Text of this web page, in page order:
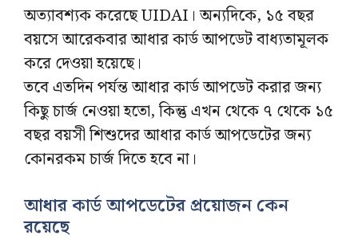
অত্যাবশ্যক করেছে UIDAI। অন্যদিকে, ১৫ বছর
বয়সে আরেকবার আধার কার্ড আপডেট বাধ্যতামূলক
করে দেওয়া হয়েছে।
তবে এতদিন পর্যন্ত আধার কার্ড আপডেট করার জন্য
কিছু চার্জ নেওয়া হতো, কিন্তু এখন থেকে ৭ থেকে ১৫
বছর বয়সী শিশুদের আধার কার্ড আপডেটের জন্য
কোনরকম চার্জ দিতে হবে না।
আধার কার্ড আপডেটের প্রয়োজন কেন
রয়েছে